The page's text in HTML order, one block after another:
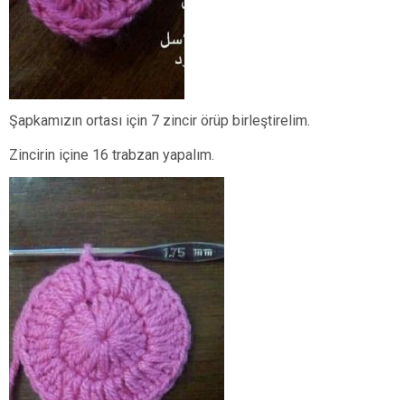
Şapkamızın ortası için 7 zincir örüp birleştirelim.
Zincirin içine 16 trabzan yapalım.